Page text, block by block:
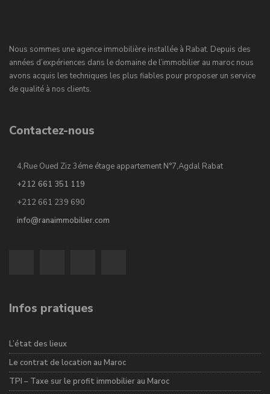
Nous sommes une agence immobilière installée à Rabat. Depuis des
années d’expériences dans le domaine de l’immobilier au maroc nous
avons acquis les techniques les plus fiables pour proposer un service
de qualité à nos clients.
Contactez-nous
4,Rue Oued Ziz 3éme étage appartement N°7,Agdal Rabat
+212 661 351 119
+212 661 239 690
info@ranaimmobilier.com
Infos pratiques
L’état des lieux
Le contrat de location au Maroc
TPI – Taxe sur le profit immobilier au Maroc